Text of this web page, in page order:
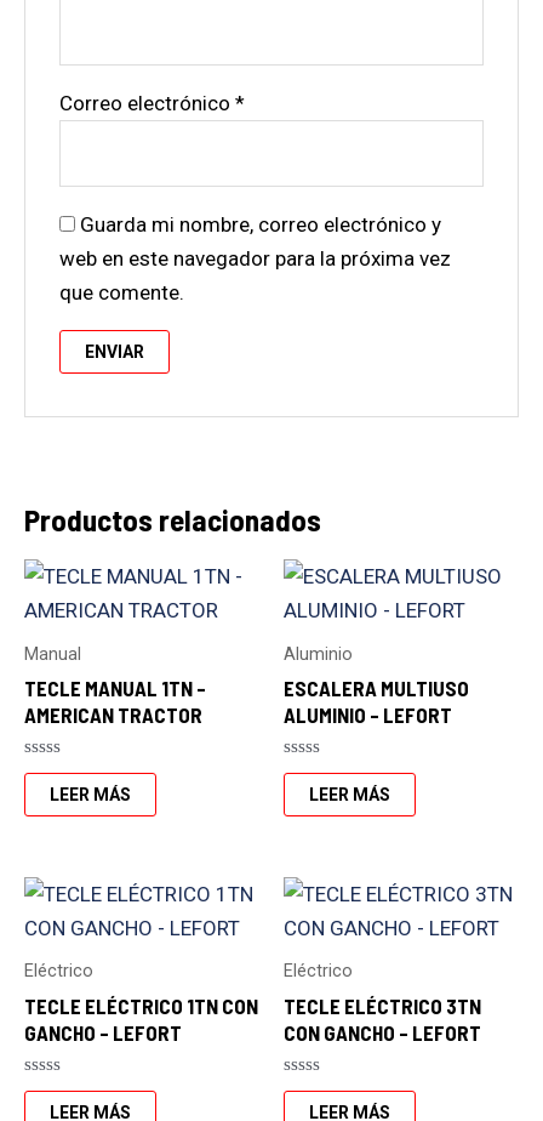
Correo electrónico*
Guarda mi nombre, correo electrónico y
web en este navegador para la próxima vez
que comente.
Productos relacionados
Manual
TECLE MANUAL 1TN –
AMERICAN TRACTOR
Valorado
conLEER MÁS
Aluminio
ESCALERA MULTIUSO
ALUMINIO – LEFORT
Valorado
conLEER MÁS
Eléctrico
TECLE ELÉCTRICO 1TN CON
GANCHO – LEFORT
Valorado
conLEER MÁS
Eléctrico
TECLE ELÉCTRICO 3TN
CON GANCHO – LEFORT
Valorado
conLEER MÁS